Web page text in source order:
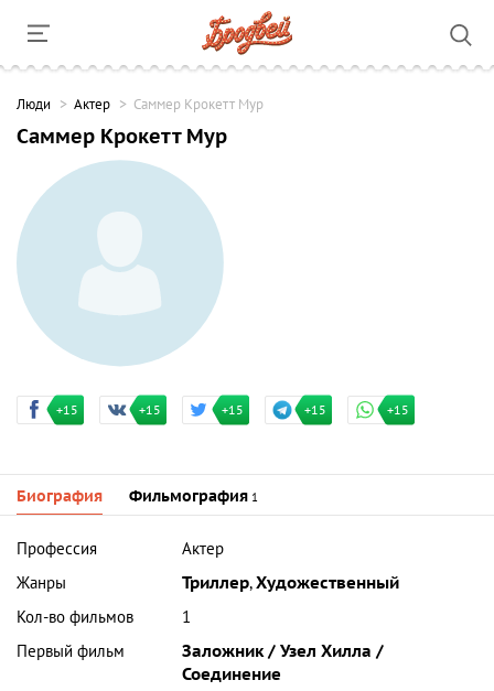
Люди Актер Саммер Крокетт Мур
Саммер Крокетт Мур
+15 +15 +15 +15 +15
Биография Фильмография 1
Профессия
Актер
Жанры
Триллер,Художественный
Кол-во фильмов
1
Первый фильм
Заложник / Узел Хилла /
Соединение